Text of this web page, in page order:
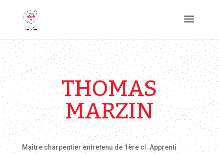
THOMAS
MARZIN
Maître charpentier entretenu de 1ère cl. Apprenti